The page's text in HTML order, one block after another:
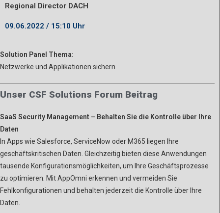
Regional Director DACH
09.06.2022 / 15:10 Uhr
Solution Panel Thema:
Netzwerke und Applikationen sichern
Unser CSF Solutions Forum Beitrag
SaaS Security Management – Behalten Sie die Kontrolle über Ihre
Daten
In Apps wie Salesforce, ServiceNow oder M365 liegen Ihre
geschäftskritischen Daten. Gleichzeitig bieten diese Anwendungen
tausende Konfigurationsmöglichkeiten, um Ihre Geschäftsprozesse
zu optimieren. Mit AppOmni erkennen und vermeiden Sie
Fehlkonfigurationen und behalten jederzeit die Kontrolle über Ihre
Daten.